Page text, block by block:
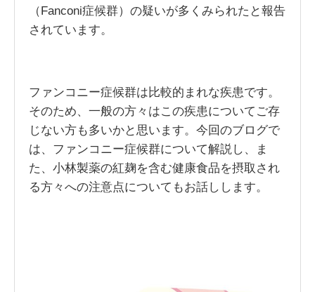
（Fanconi症候群）の疑いが多くみられたと報告
されています。
ファンコニー症候群は比較的まれな疾患です。
そのため、一般の方々はこの疾患についてご存
じない方も多いかと思います。今回のブログで
は、ファンコニー症候群について解説し、ま
た、小林製薬の紅麹を含む健康食品を摂取され
る方々への注意点についてもお話しします。